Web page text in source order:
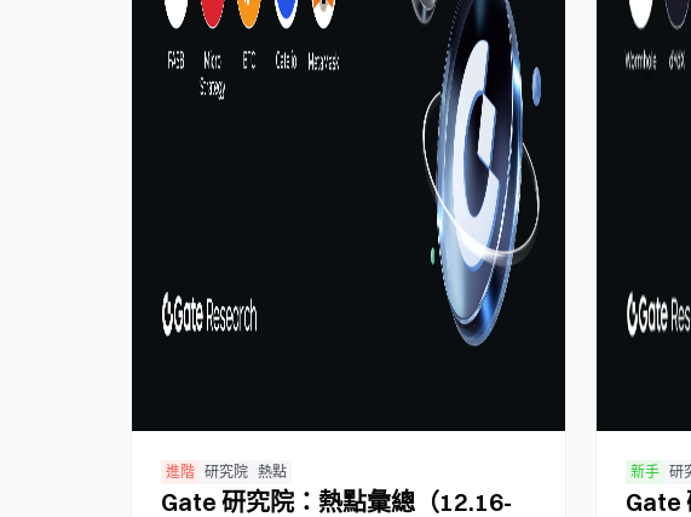
進階 研究院 熱點
Gate 研究院：熱點彙總（12.16-
新手 研
Gate